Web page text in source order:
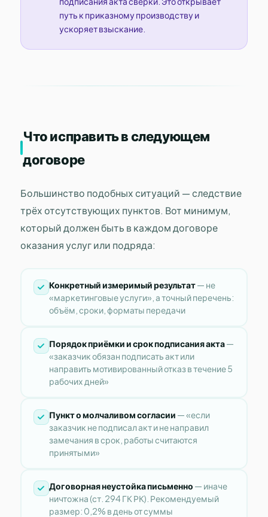
путь к приказному производству и
ускоряет взыскание.
Что исправить в следующем
договоре
Большинство подобных ситуаций — следствие
трёх отсутствующих пунктов. Вот минимум,
который должен быть в каждом договоре
оказания услуг или подряда:
Конкретный измеримый результат— не
«маркетинговые услуги», а точный перечень:
объём, сроки, форматы передачи
Порядок приёмки и срок подписания акта—
«заказчик обязан подписать акт или
направить мотивированный отказ в течение 5
рабочих дней»
Пункт о молчаливом согласии — «если
заказчик не подписал акт и не направил
замечания в срок, работы считаются
принятыми»
Договорная неустойка письменно — иначе
ничтожна (ст. 294 ГК РК). Рекомендуемый
размер: 0,2% в день от суммы